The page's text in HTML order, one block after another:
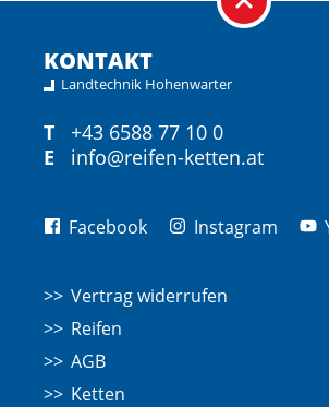
KONTAKT
Landtechnik Hohenwarter
T
+43 6588 77 10 0
E
info@reifen-ketten.at
Facebook Instagram
Vertrag widerrufen
Reifen
AGB
Ketten